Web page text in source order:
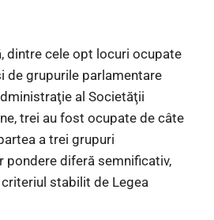
dintre cele opt locuri ocupate
de grupurile parlamentare
al Societăţii
trei au fost ocupate de câte
a trei grupuri
pondere diferă semnificativ,
stabilit de Legea